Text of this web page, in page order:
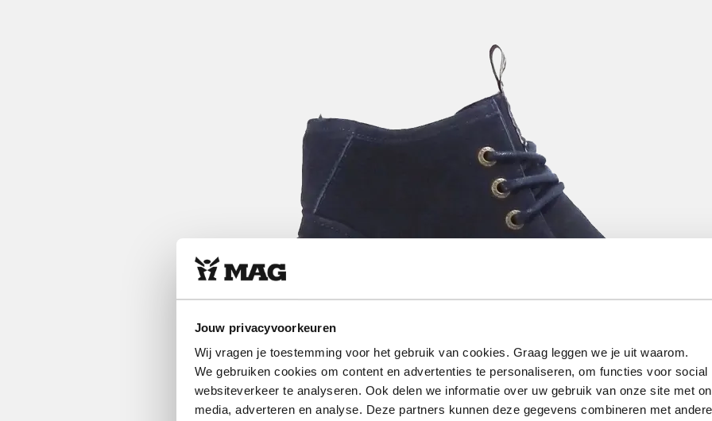
Jouw privacyvoorkeuren
Wij vragen je toestemming voor het gebruik van cookies. Graag leggen we je uit waarom.
We gebruiken cookies om content en advertenties te personaliseren, om functies voor
websiteverkeer te analyseren. Ook delen we informatie over uw gebruik van onze site met
media, adverteren en analyse. Deze partners kunnen deze gegevens combineren met